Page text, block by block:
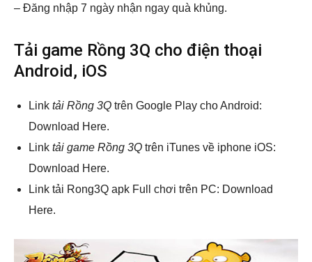
– Đăng nhập 7 ngày nhận ngay quà khủng.
Tải game Rồng 3Q cho điện thoại
Android, iOS
Link tải Rồng 3Q trên Google Play cho Android:
Download Here.
Link tải game Rồng 3Q trên iTunes về iphone iOS:
Download Here.
Link tải Rong3Q apk Full chơi trên PC: Download
Here.